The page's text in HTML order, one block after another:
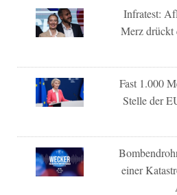
Infratest:
Merz drückt
Fast 1.000
Stelle der
einer